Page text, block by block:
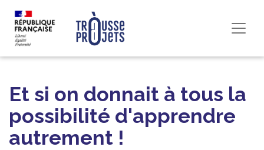
Et si on donnait à tous la
possibilité d'apprendre
autrement !